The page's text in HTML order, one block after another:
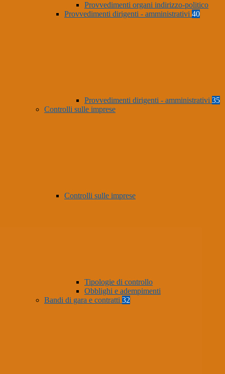
Provvedimenti organi indirizzo-politico
Provvedimenti dirigenti - amministrativi 40
Provvedimenti dirigenti - amministrativi 35
Controlli sulle imprese
Controlli sulle imprese
Tipologie di controllo
Obblighi e adempimenti
Bandi di gara e contratti 32